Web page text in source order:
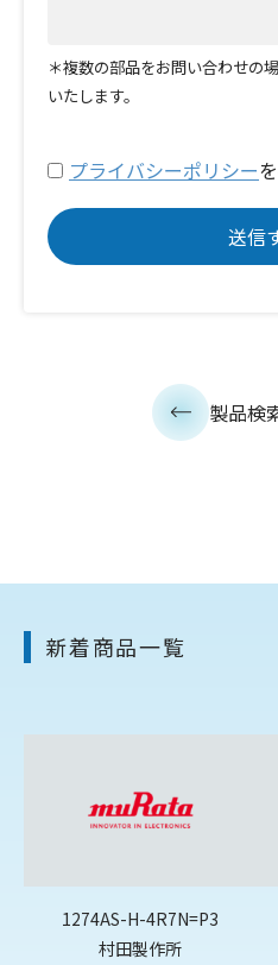
＊複数の部品をお問い合わせの
いたします。
プライバシーポリシー
製品検
新着商品一覧
1274AS-H-4R7N=P3
村田製作所